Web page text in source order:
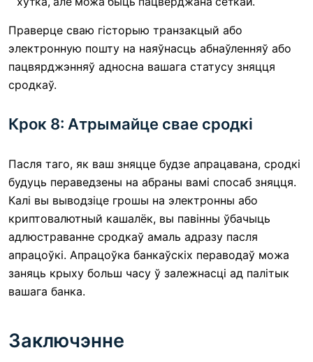
Праверце сваю гісторыю транзакцый або
электронную пошту на наяўнасць абнаўленняў або
пацвярджэнняў адносна вашага статусу зняцця
сродкаў.
Крок 8: Атрымайце свае сродкі
Пасля таго, як ваш зняцце будзе апрацавана, сродкі
будуць пераведзены на абраны вамі спосаб зняцця.
Калі вы выводзіце грошы на электронны або
криптовалютный кашалёк, вы павінны ўбачыць
адлюстраванне сродкаў амаль адразу пасля
апрацоўкі. Апрацоўка банкаўскіх пераводаў можа
заняць крыху больш часу ў залежнасці ад палітык
вашага банка.
Заключэнне